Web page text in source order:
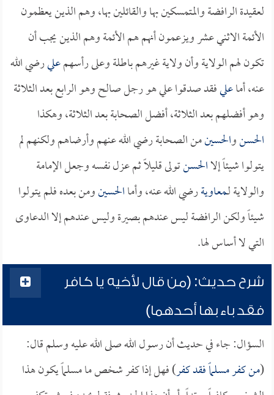
لعقيدة الرافضة والمتمسكين بها والقائلين بها، وهم الذين يعظمون
الأئمة الاثني عشر ويزعمون أنهم هم الأئمة وهم الذين يجب أن
تكون لهم الولاية وأن ولاية غيرهم باطلة وعلى رأسهمعليرضي الله
عنه، أماعليفقد صدقوا علي هو رجل صالح وهو الرابع بعد الثلاثة
وهو أفضلهم بعد الثلاثة، أفضل الصحابة بعد الثلاثة، وهكذا
الحسنوالحسينمن الصحابة رضي الله عنهم وأرضاهم ولكنهم لم
يتولوا شيئاً إلاالحسنتولى قليلاً ثم عزل نفسه وجعل الإمامة
والولاية لـمعاويةرضي الله عنه، وأماالحسينومن بعده فلم يتولوا
شيئاً ولكن الرافضة ليس عندهم بصيرة وليس عندهم إلا الدعاوى
التي لا أساس لها.
شرح حديث: (من قال لأخيه يا كافر
فقد باء بها أحدهما)
السؤال: جاء في حديث أن رسول الله صلى الله عليه وسلم قال:
(من كفر مسلماً فقد كفر) فهل إذا كفر شخص ما مسلماً يكون هذا